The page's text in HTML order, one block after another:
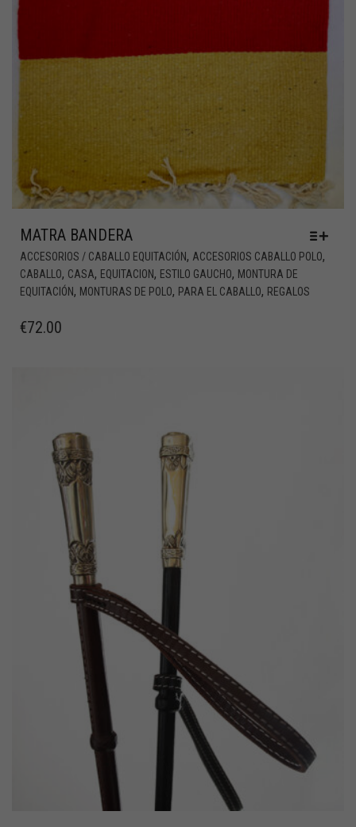
MATRA BANDERA
ACCESORIOS / CABALLO EQUITACIÓN, ACCESORIOS CABALLO POLO,
CABALLO, CASA, EQUITACION, ESTILO GAUCHO, MONTURA DE
EQUITACIÓN, MONTURAS DE POLO, PARA EL CABALLO, REGALOS
€72.00